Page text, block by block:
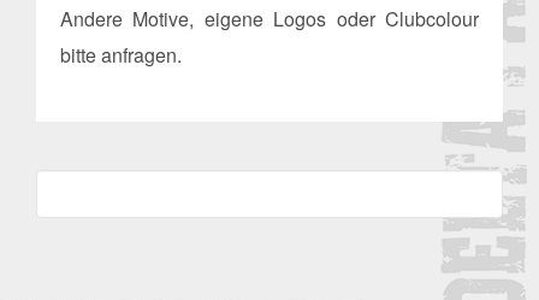
Andere Motive, eigene Logos oder Clubcolour
bitte anfragen.